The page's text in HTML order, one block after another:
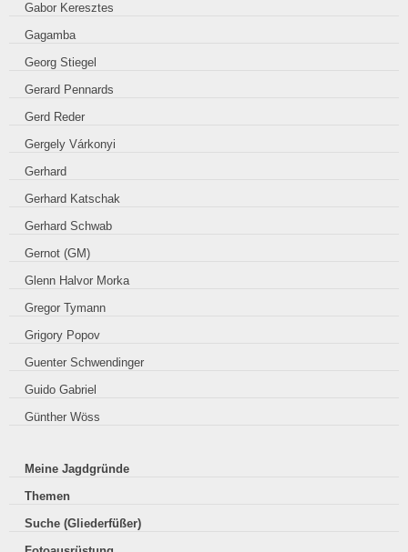
Gabor Keresztes
Gagamba
Georg Stiegel
Gerard Pennards
Gerd Reder
Gergely Várkonyi
Gerhard
Gerhard Katschak
Gerhard Schwab
Gernot (GM)
Glenn Halvor Morka
Gregor Tymann
Grigory Popov
Guenter Schwendinger
Guido Gabriel
Günther Wöss
Meine Jagdgründe
Themen
Suche (Gliederfüßer)